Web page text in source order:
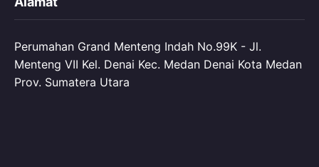
Perumahan Grand Menteng Indah No.99K - Jl.
Menteng VII Kel. Denai Kec. Medan Denai Kota Medan
Prov. Sumatera Utara